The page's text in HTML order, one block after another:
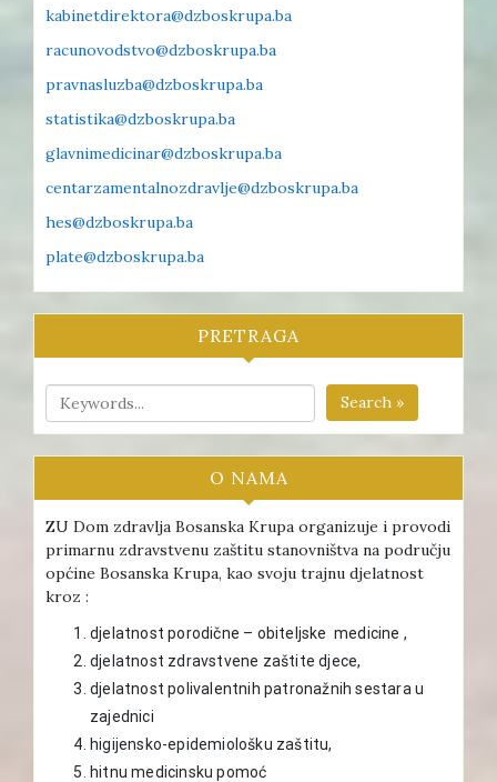
kabinetdirektora@dzboskrupa.ba
racunovodstvo@dzboskrupa.ba
pravnasluzba@dzboskrupa.ba
statistika@dzboskrupa.ba
glavnimedicinar@dzboskrupa.ba
centarzamentalnozdravlje@dzboskrupa.ba
hes@dzboskrupa.ba
plate@dzboskrupa.ba
PRETRAGA
Search »
O NAMA
ZU Dom zdravlja Bosanska Krupa organizuje i provodi
primarnu zdravstvenu zaštitu stanovništva na području
općine Bosanska Krupa, kao svoju trajnu djelatnost
kroz :
djelatnost porodične – obiteljske medicine ,
djelatnost zdravstvene zaštite djece,
djelatnost polivalentnih patronažnih sestara u
zajednici
higijensko-epidemiološku zaštitu,
hitnu medicinsku pomoć